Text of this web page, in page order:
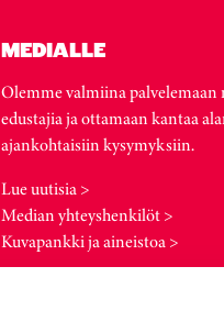
MEDIALLE
Olemme valmiina palvelemaan
edustajia ja ottamaan kantaa
ajankohtaisiin kysymyksiin.
Lue uutisia >
Median yhteyshenkilöt >
Kuvapankki ja aineistoa >